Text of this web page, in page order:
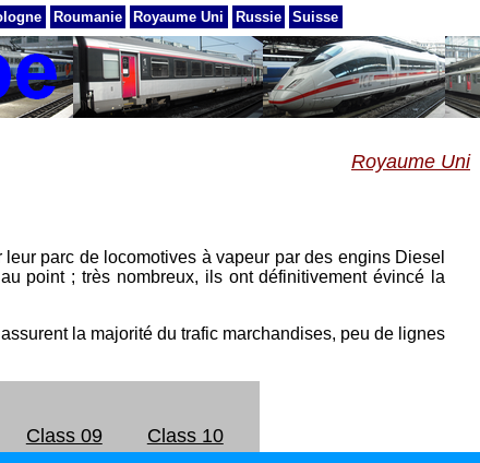
Roumanie Royaume Uni Russie Suisse
Royaume Uni
parc de locomotives à vapeur par des engins Diesel
point ; très nombreux, ils ont définitivement évincé la
la majorité du trafic marchandises, peu de lignes
Class 09 Class 10